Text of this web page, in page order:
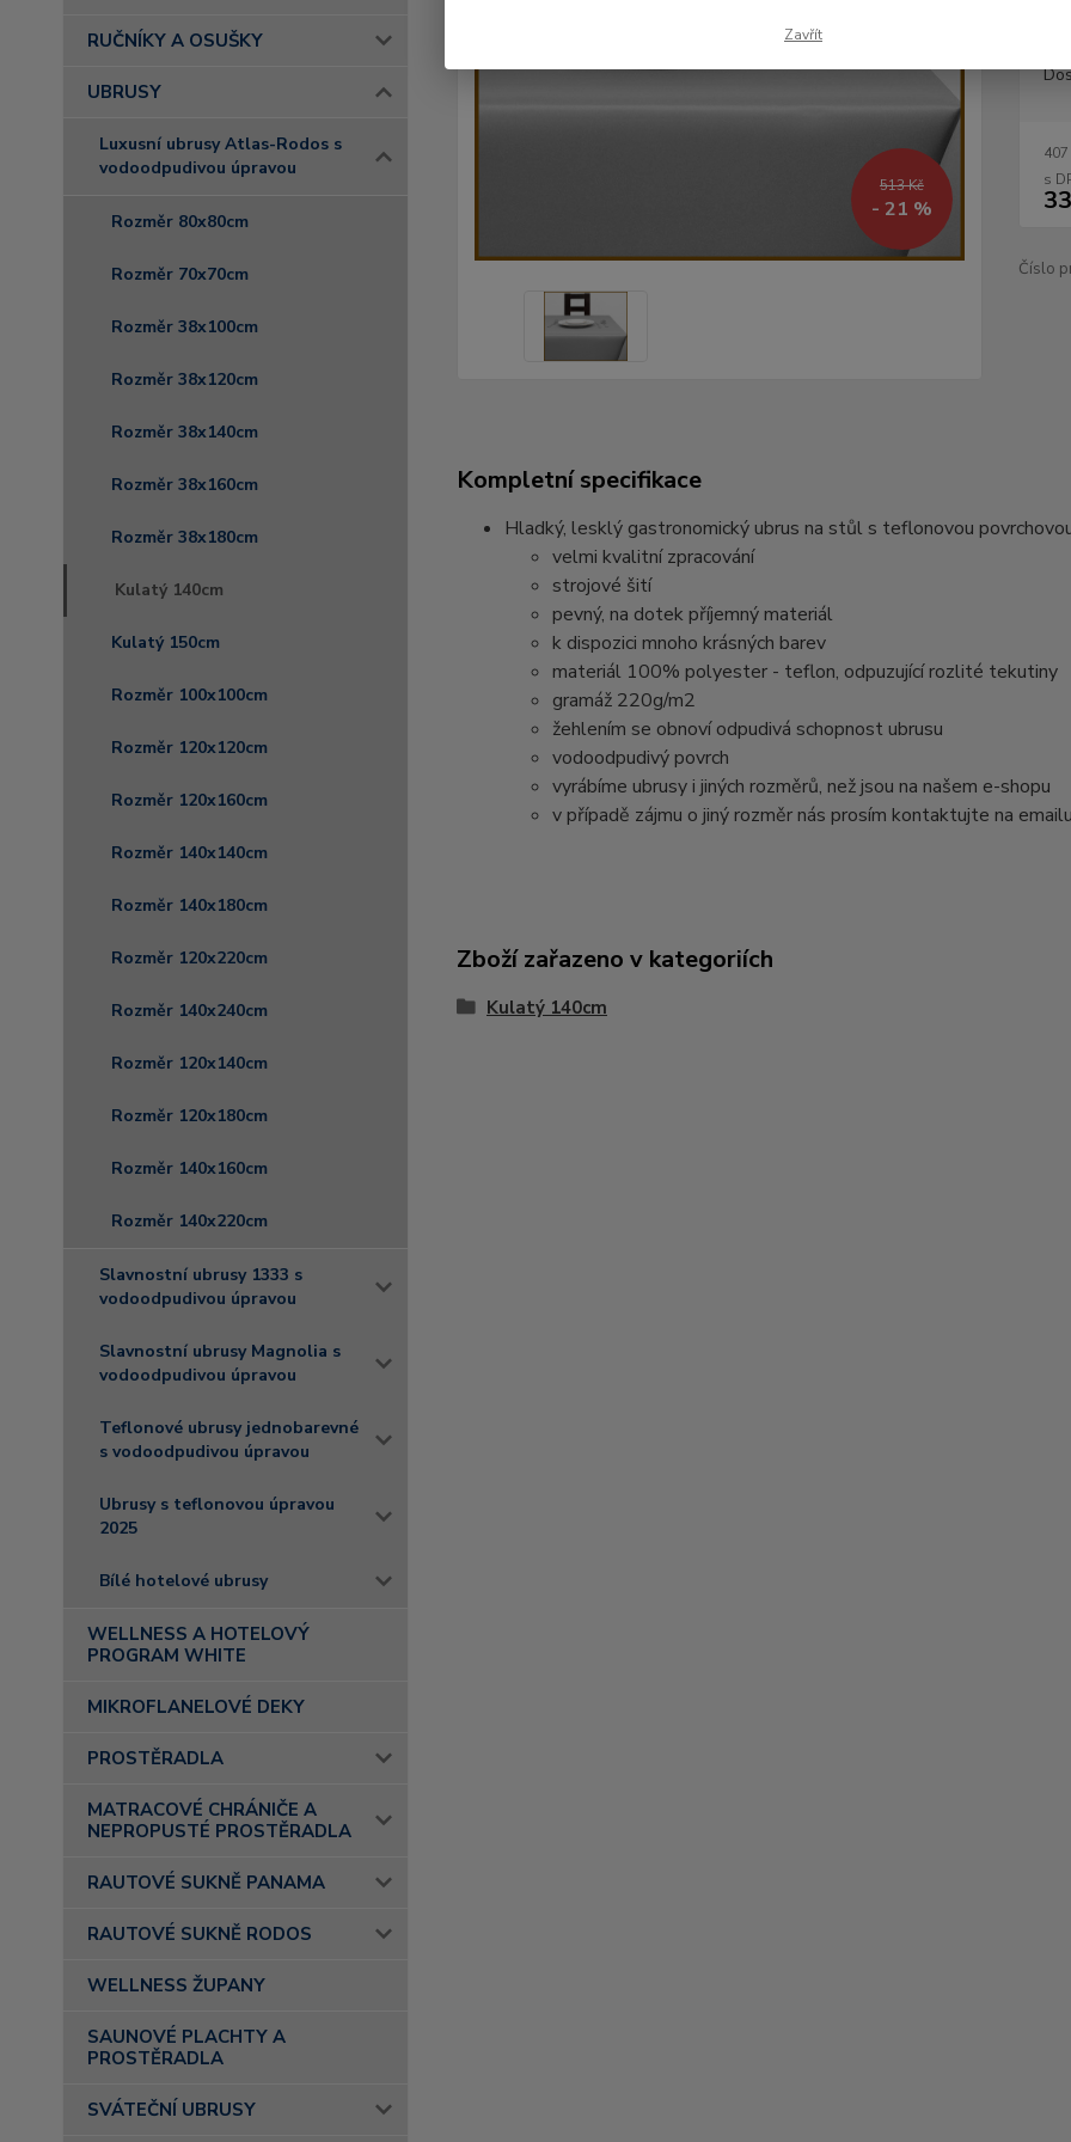
RUČNÍKY A OSUŠKY
UBRUSY
Luxusní ubrusy Atlas-Rodos s
vodoodpudivou úpravou
Rozměr 80x80cm
Rozměr 70x70cm
Rozměr 38x100cm
Rozměr 38x120cm
Rozměr 38x140cm
Rozměr 38x160cm
Rozměr 38x180cm
Kulatý 140cm
Kulatý 150cm
Rozměr 100x100cm
Rozměr 120x120cm
Rozměr 120x160cm
Rozměr 140x140cm
Rozměr 140x180cm
Rozměr 120x220cm
Rozměr 140x240cm
Rozměr 120x140cm
Rozměr 120x180cm
Rozměr 140x160cm
Rozměr 140x220cm
Slavnostní ubrusy 1333 s
vodoodpudivou úpravou
Slavnostní ubrusy Magnolia s
vodoodpudivou úpravou
Teflonové ubrusy jednobarevné
s vodoodpudivou úpravou
Ubrusy s teflonovou úpravou
2025
Bílé hotelové ubrusy
WELLNESS A HOTELOVÝ
PROGRAM WHITE
MIKROFLANELOVÉ DEKY
PROSTĚRADLA
MATRACOVÉ CHRÁNIČE A
NEPROPUSTÉ PROSTĚRADLA
RAUTOVÉ SUKNĚ PANAMA
RAUTOVÉ SUKNĚ RODOS
WELLNESS ŽUPANY
SAUNOVÉ PLACHTY A
PROSTĚRADLA
SVÁTEČNÍ UBRUSY
513 Kč
- 21 %
407
Číslo
Kompletní specifikace
Hladký, lesklý gastronomický ubrus na stůl s teflonovou
velmi kvalitní zpracování
strojové šití
pevný, na dotek příjemný materiál
k dispozici mnoho krásných barev
materiál 100% polyester - teflon, odpuzující rozlité tekutiny
gramáž 220g/m2
žehlením se obnoví odpudivá schopnost ubrusu
vodoodpudivý povrch
vyrábíme ubrusy i jiných rozměrů, než jsou na našem e-shopu
v případě zájmu o jiný rozměr nás prosím kontaktujte na emailu
Zboží zařazeno v kategoriích
Kulatý 140cm
Zavřít